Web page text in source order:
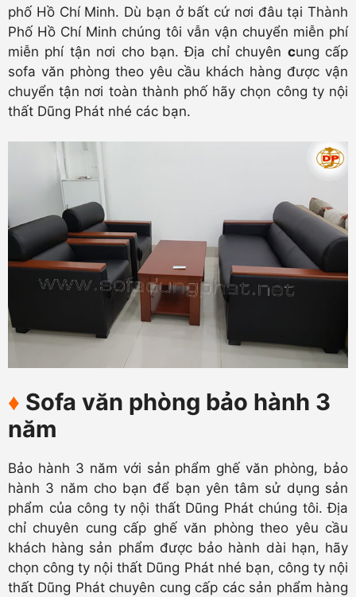
phố Hồ Chí Minh. Dù bạn ở bất cứ nơi đâu tại Thành
Phố Hồ Chí Minh chúng tôi vẫn vận chuyển miễn phí
miễn phí tận nơi cho bạn. Địa chỉ chuyên cung cấp
sofa văn phòng theo yêu cầu khách hàng được vận
chuyển tận nơi toàn thành phố hãy chọn công ty nội
thất Dũng Phát nhé các bạn.
♦ Sofa văn phòng bảo hành 3
năm
Bảo hành 3 năm với sản phẩm ghế văn phòng, bảo
hành 3 năm cho bạn để bạn yên tâm sử dụng sản
phẩm của công ty nội thất Dũng Phát chúng tôi. Địa
chỉ chuyên cung cấp ghế văn phòng theo yêu cầu
khách hàng sản phẩm được bảo hành dài hạn, hãy
chọn công ty nội thất Dũng Phát nhé bạn, công ty nội
thất Dũng Phát chuyên cung cấp các sản phẩm hàng